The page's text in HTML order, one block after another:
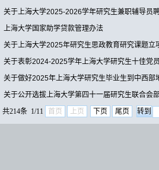
关于上海大学2025-2026学年研究生兼职辅导员
上海大学国家助学贷款管理办法
关于上海大学2025年研究生思政教育研究课题立
关于表彰2024-2025学年上海大学研究生十佳党
关于做好2025年上海大学研究生毕业生到中西
关于公开选拔上海大学第四十一届研究生联合会
共214条 1/11
首页 上页 下页 尾页